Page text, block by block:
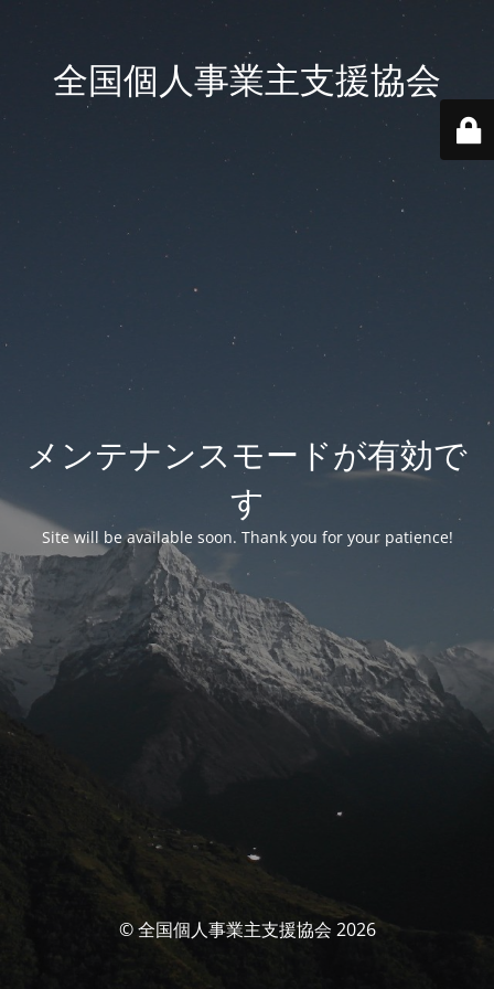
全国個人事業主支援協会
メンテナンスモードが有効で
す
Site will be available soon. Thank you for your patience!
© 全国個人事業主支援協会 2026